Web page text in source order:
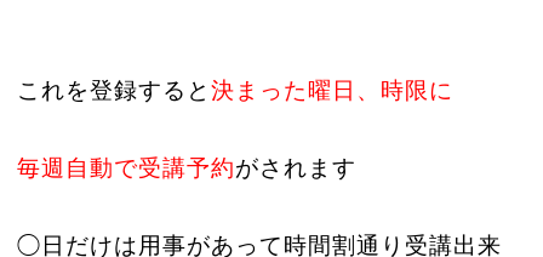
これを登録すると 決まった曜日、時限に
毎週自動で受講予約がされます
◯日だけは用事があって時間割通り受講出来